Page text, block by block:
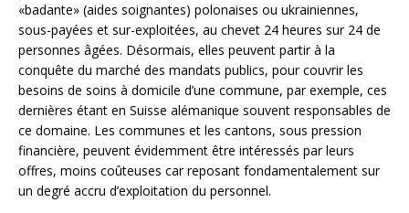
«badante» (aides soignantes) polonaises ou ukrainiennes,
sous-payées et sur-exploitées, au chevet 24 heures sur 24 de
personnes âgées. Désormais, elles peuvent partir à la
conquête du marché des mandats publics, pour couvrir les
besoins de soins à domicile d’une commune, par exemple, ces
dernières étant en Suisse alémanique souvent responsables de
ce domaine. Les communes et les cantons, sous pression
financière, peuvent évidemment être intéressés par leurs
offres, moins coûteuses car reposant fondamentalement sur
un degré accru d’exploitation du personnel.